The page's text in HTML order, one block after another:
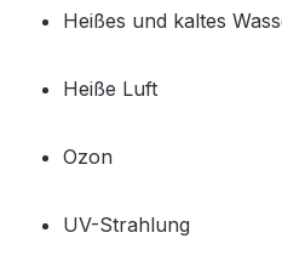
Heißes und kaltes
Heiße Luft
Ozon
UV-Strahlung